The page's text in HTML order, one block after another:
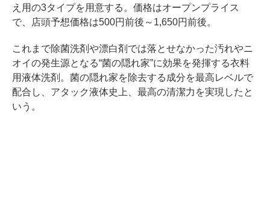
え用の3タイプを用意する。価格はオープンプライス
で、店頭予想価格は500円前後～1,650円前後。
これまで除菌洗剤や漂白剤では落とせなかった汚れやニ
オイの発生源となる“菌の隠れ家”に効果を発揮する衣料
用液体洗剤。菌の隠れ家を除去する成分を最高レベルで
配合し、アタック液体史上、最高の清潔力を実現したと
いう。